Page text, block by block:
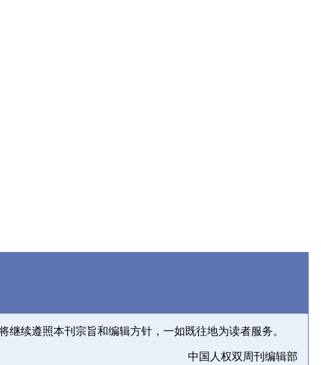
继续遵照本刊宗旨和编辑方针，一如既往地为读者服务。
中国人权双周刊编辑部